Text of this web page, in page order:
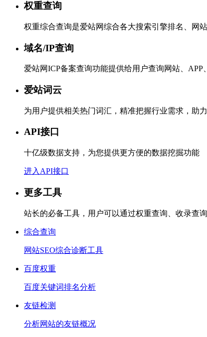
权重查询
权重综合查询是爱站网综合各大搜索引擎排名、网
域名/IP查询
爱站网ICP备案查询功能提供给用户查询网站、
爱站词云
为用户提供相关热门词汇，精准把握行业需求，助力
API接口
十亿级数据支持，为您提供更方便的数据挖掘功能
进入API接口
更多工具
站长的必备工具，用户可以通过权重查询、收录查
综合查询
网站SEO综合诊断工具
百度权重
百度关键词排名分析
友链检测
分析网站的友链概况